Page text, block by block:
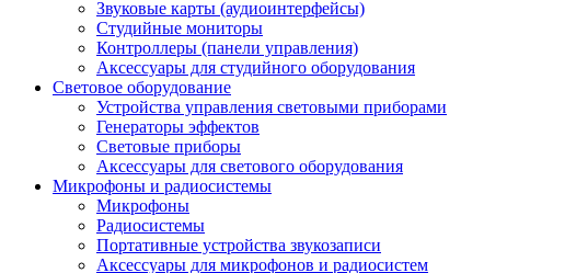
Звуковые карты (аудиоинтерфейсы)
Студийные мониторы
Контроллеры (панели управления)
Аксессуары для студийного оборудования
Световое оборудование
Устройства управления световыми приборами
Генераторы эффектов
Световые приборы
Аксессуары для светового оборудования
Микрофоны и радиосистемы
Микрофоны
Радиосистемы
Портативные устройства звукозаписи
Аксессуары для микрофонов и радиосистем